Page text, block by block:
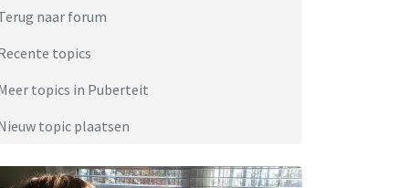
naar forum
topics
topics in Puberteit
topic plaatsen